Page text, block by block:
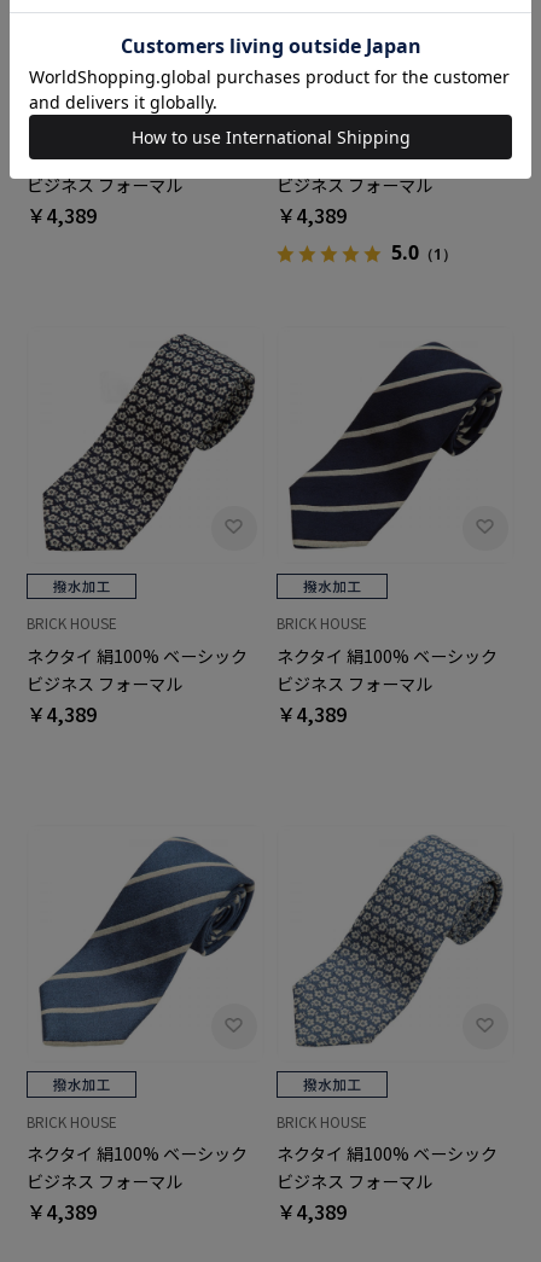
BRICK HOUSE
ネクタイ 絹100% ベーシック
ビジネス フォーマル
￥4,389
ネクタイ 絹100% ベーシック
ビジネス フォーマル
￥4,389
5.0 （1）
BRICK HOUSE
ネクタイ 絹100% ベーシック
ビジネス フォーマル
￥4,389
BRICK HOUSE
ネクタイ 絹100% ベーシック
ビジネス フォーマル
￥4,389
BRICK HOUSE
ネクタイ 絹100% ベーシック
ビジネス フォーマル
￥4,389
BRICK HOUSE
ネクタイ 絹100% ベーシック
ビジネス フォーマル
￥4,389